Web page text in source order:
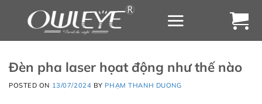
Đèn pha laser họat động như thế nào
POSTED ON 13/07/2024 BY PHẠM THANH DUONG